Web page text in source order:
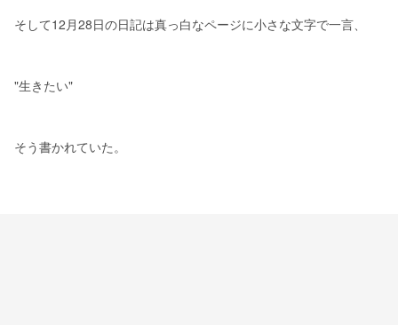
そして12月28日の日記は真っ白なページに小さな文字で一言、
"生きたい"
そう書かれていた。